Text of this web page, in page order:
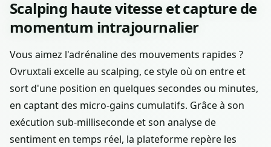
Scalping haute vitesse et capture de
momentum intrajournalier
Vous aimez l'adrénaline des mouvements rapides ?
Ovruxtali excelle au scalping, ce style où on entre et
sort d'une position en quelques secondes ou minutes,
en captant des micro-gains cumulatifs. Grâce à son
exécution sub-milliseconde et son analyse de
sentiment en temps réel, la plateforme repère les